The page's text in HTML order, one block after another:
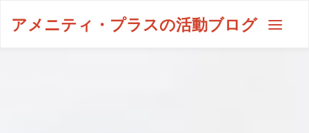
アメニティ・プラスの活動ブログ